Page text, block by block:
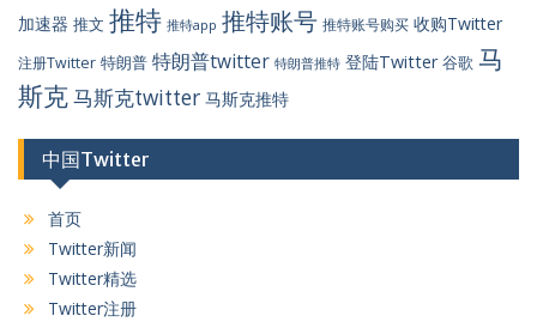
加速器 推文 推特 推特app 推特账号 推特账号购买 收购Twitter
注册Twitter 特朗普 特朗普twitter 特朗普推特 登陆Twitter 谷歌 马
斯克马斯克twitter 马斯克推特
中国Twitter
首页
Twitter新闻
Twitter精选
Twitter注册